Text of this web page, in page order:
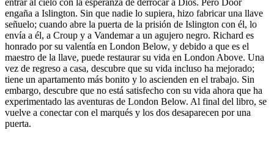
engaña a Islington. Sin que nadie lo supiera, hizo fabricar una llave
señuelo; cuando abre la puerta de la prisión de Islington con él, lo
envía a él, a Croup y a Vandemar a un agujero negro. Richard es
honrado por su valentía en London Below, y debido a que es el
maestro de la llave, puede restaurar su vida en London Above. Una
vez de regreso a casa, descubre que su vida incluso ha mejorado;
tiene un apartamento más bonito y lo ascienden en el trabajo. Sin
embargo, descubre que no está satisfecho con su vida ahora que ha
experimentado las aventuras de London Below. Al final del libro, se
vuelve a conectar con el marqués y los dos desaparecen por una
puerta.